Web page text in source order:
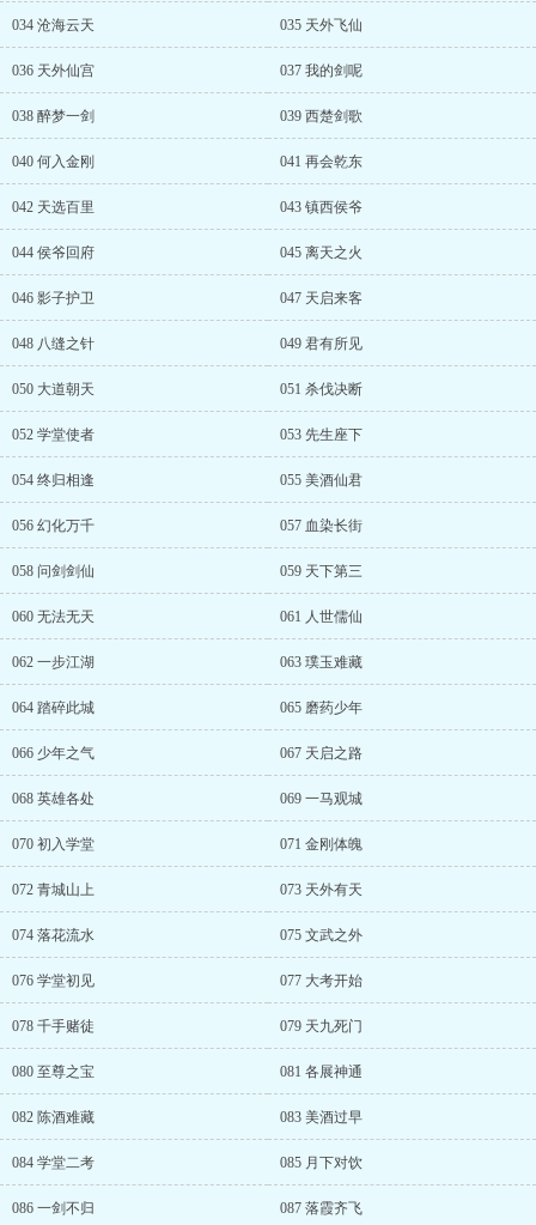
034 沧海云天 035 天外飞仙
036 天外仙宫 037 我的剑呢
038 醉梦一剑 039 西楚剑歌
040 何入金刚 041 再会乾东
042 天选百里 043 镇西侯爷
044 侯爷回府 045 离天之火
046 影子护卫 047 天启来客
048 八缝之针 049 君有所见
050 大道朝天 051 杀伐决断
052 学堂使者 053 先生座下
054 终归相逢 055 美酒仙君
056 幻化万千 057 血染长街
058 问剑剑仙 059 天下第三
060 无法无天 061 人世儒仙
062 一步江湖 063 璞玉难藏
064 踏碎此城 065 磨药少年
066 少年之气 067 天启之路
068 英雄各处 069 一马观城
070 初入学堂 071 金刚体魄
072 青城山上 073 天外有天
074 落花流水 075 文武之外
076 学堂初见 077 大考开始
078 千手赌徒 079 天九死门
080 至尊之宝 081 各展神通
082 陈酒难藏 083 美酒过早
084 学堂二考 085 月下对饮
086 一剑不归 087 落霞齐飞